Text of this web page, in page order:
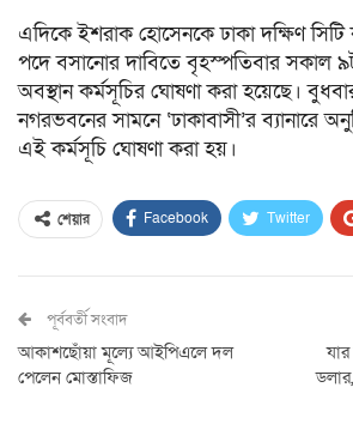
এদিকে ইশরাক হোসেনকে ঢাকা দক্ষিণ
পদে বসানোর দাবিতে বৃহস্পতিবার সকাল
অবস্থান কর্মসূচির ঘোষণা করা হয়েছে।
নগরভবনের সামনে ‘ঢাকাবাসী’র ব্যানারে
এই কর্মসূচি ঘোষণা করা হয়।
শেয়ার Facebook Twitter
পূর্ববর্তী সংবাদ
আকাশছোঁয়া মূল্যে আইপিএলে দল
পেলেন মোস্তাফিজ